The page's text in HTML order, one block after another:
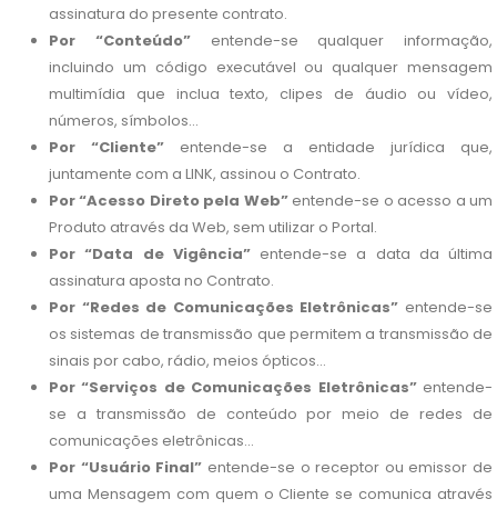
assinatura do presente contrato.
Por “Conteúdo”entende-se qualquer informação,
incluindo um código executável ou qualquer mensagem
multimídia que inclua texto, clipes de áudio ou vídeo,
números, símbolos...
Por “Cliente” entende-se a entidade jurídica que,
juntamente com a LINK, assinou o Contrato.
Por “Acesso Direto pela Web”entende-se o acesso a um
Produto através da Web, sem utilizar o Portal.
Por “Data de Vigência”entende-se a data da última
assinatura aposta no Contrato.
Por “Redes de Comunicações Eletrônicas” entende-se
os sistemas de transmissão que permitem a transmissão de
sinais por cabo, rádio, meios ópticos...
Por “Serviços de Comunicações Eletrônicas”entende-
se a transmissão de conteúdo por meio de redes de
comunicações eletrônicas...
Por “Usuário Final” entende-se o receptor ou emissor de
uma Mensagem com quem o Cliente se comunica através